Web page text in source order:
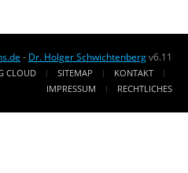
- Dr. Holger Schwichtenbergv6.11
CLOUD SITEMAP
KONTAKT
IMPRESSUM
RECHTLICHES